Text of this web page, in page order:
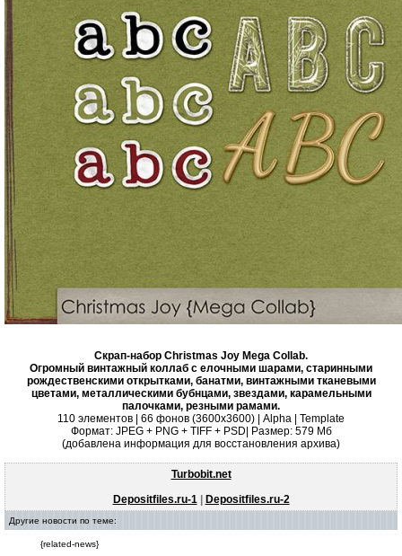
Скрап-набор Christmas Joy Mega Collab.
Огромный винтажный коллаб с елочными шарами, старинными
рождественскими открытками, банатми, винтажными тканевыми
цветами, металлическими бубнцами, звездами, карамельными
палочками, резными рамами.
110 элементов | 66 фонов (3600х3600) | Alpha | Template
Формат: JPEG + PNG + TIFF + PSD| Размер: 579 Mб
(добавлена информация для восстановления архива)
Turbobit.net
Depositfiles.ru-1| Depositfiles.ru-2
Другие новости по теме:
{related-news}